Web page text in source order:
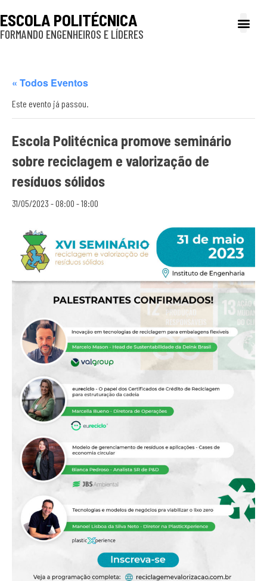
ESCOLA POLITÉCNICA
FORMANDO ENGENHEIROS E LÍDERES
« Todos Eventos
Este evento já passou.
Escola Politécnica promove seminário
sobre reciclagem e valorização de
resíduos sólidos
31/05/2023 - 08:00 -18:00